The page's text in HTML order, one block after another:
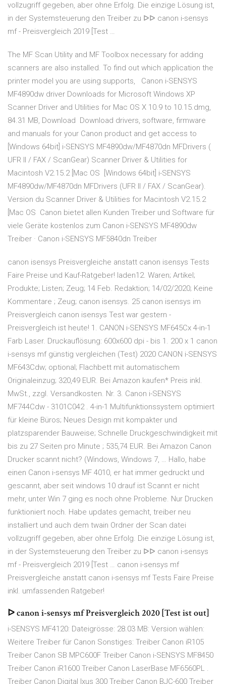
vollzugriff gegeben, aber ohne Erfolg. Die einzige Lösung ist,
in der Systemsteuerung den Treiber zu ᐅᐅ canon i-sensys
mf - Preisvergleich 2019 [Test …
The MF Scan Utility and MF Toolbox necessary for adding
scanners are also installed. To find out which application the
printer model you are using supports, Canon i-SENSYS
MF4890dw driver Downloads for Microsoft Windows XP
Scanner Driver and Utilities for Mac OS X 10.9 to 10.15.dmg,
84.31 MB, Download Download drivers, software, firmware
and manuals for your Canon product and get access to
[Windows 64bit] i-SENSYS MF4890dw/MF4870dn MFDrivers (
UFR II / FAX / ScanGear) Scanner Driver & Utilities for
Macintosh V2.15.2 [Mac OS [Windows 64bit] i-SENSYS
MF4890dw/MF4870dn MFDrivers (UFR II / FAX / ScanGear).
Version du Scanner Driver & Utilities for Macintosh V2.15.2
[Mac OS Canon bietet allen Kunden Treiber und Software für
viele Geräte kostenlos zum Canon i-SENSYS MF4890dw
Treiber · Canon i-SENSYS MF5840dn Treiber
canon isensys Preisvergleiche anstatt canon isensys Tests
Faire Preise und Kauf-Ratgeber! laden12. Waren; Artikel;
Produkte; Listen; Zeug; 14 Feb. Redaktion; 14/02/2020; Keine
Kommentare ; Zeug; canon isensys. 25 canon isensys im
Preisvergleich canon isensys Test war gestern -
Preisvergleich ist heute! 1. CANON i-SENSYS MF645Cx 4-in-1
Farb Laser. Druckauflösung: 600x600 dpi - bis 1. 200 x 1 canon
i-sensys mf günstig vergleichen (Test) 2020 CANON i-SENSYS
MF643Cdw; optional; Flachbett mit automatischem
Originaleinzug; 320,49 EUR. Bei Amazon kaufen* Preis inkl.
MwSt., zzgl. Versandkosten. Nr. 3. Canon i-SENSYS
MF744Cdw - 3101C042 . 4-in-1 Multifunktionssystem optimiert
für kleine Büros; Neues Design mit kompakter und
platzsparender Bauweise; Schnelle Druckgeschwindigkeit mit
bis zu 27 Seiten pro Minute ; 535,74 EUR. Bei Amazon Canon
Drucker scannt nicht? (Windows, Windows 7, … Hallo, habe
einen Canon i-sensys MF 4010, er hat immer gedruckt und
gescannt, aber seit windows 10 drauf ist Scannt er nicht
mehr, unter Win 7 ging es noch ohne Probleme. Nur Drucken
funktioniert noch. Habe updates gemacht, treiber neu
installiert und auch dem twain Ordner der Scan datei
vollzugriff gegeben, aber ohne Erfolg. Die einzige Lösung ist,
in der Systemsteuerung den Treiber zu ᐅᐅ canon i-sensys
mf - Preisvergleich 2019 [Test … canon i-sensys mf
Preisvergleiche anstatt canon i-sensys mf Tests Faire Preise
inkl. umfassenden Ratgeber!
ᐅ canon i-sensys mf Preisvergleich 2020 [Test ist out]
i-SENSYS MF4120: Dateigrösse: 28.03 MB: Version wählen:
Weitere Treiber für Canon Sonstiges: Treiber Canon iR105
Treiber Canon SB MPC600F Treiber Canon i-SENSYS MF8450
Treiber Canon iR1600 Treiber Canon LaserBase MF6560PL .
Treiber Canon Digital Ixus 300 Treiber Canon BJC-600 Treiber